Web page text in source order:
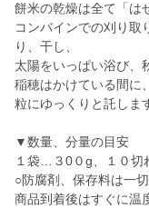
餅米の乾燥は全て「は
コンバインでの刈り取
り、干し、
太陽をいっぱい浴び、
稲穂はかけている間に
粒にゆっくりと託しま
▼数量、分量の目安
１袋…３0０g、１０切
○防腐剤、保存料は一
商品到着後はすぐに温